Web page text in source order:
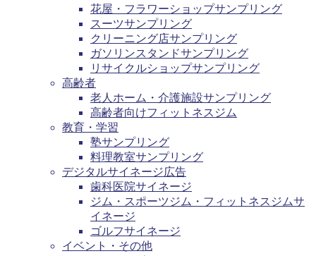
花屋・フラワーショップサンプリング
スーツサンプリング
クリーニング店サンプリング
ガソリンスタンドサンプリング
リサイクルショップサンプリング
高齢者
老人ホーム・介護施設サンプリング
高齢者向けフィットネスジム
教育・学習
塾サンプリング
料理教室サンプリング
デジタルサイネージ広告
歯科医院サイネージ
ジム・スポーツジム・フィットネスジムサ
イネージ
ゴルフサイネージ
イベント・その他